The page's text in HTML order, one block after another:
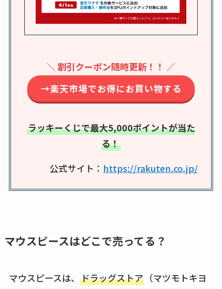
karseellはどこで売っ
売店も調査
エッセンシャルフラ
ットが廃盤？なぜ？
売ってない？どこで
売ってるか・代替品
など解説
ビタクラフトのウル
キーピング販売終了
ない？売ってる場所
＼ 割引クーポン随時更新！！ ／
→楽天市場でお得にお買い物する
ラッキーくじで最大5,000ポイントが当た
る！
公式サイト： https://rakuten.co.jp/
マウスピースはどこで売ってる？
マウスピースは、 ドラッグストア（マツモトキヨ